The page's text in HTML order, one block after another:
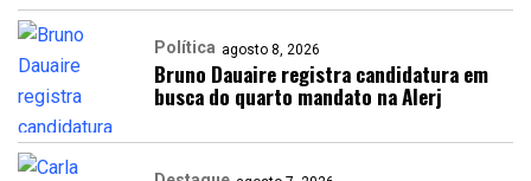
Política agosto 8, 2026
Bruno Dauaire registra candidatura em
busca do quarto mandato na Alerj